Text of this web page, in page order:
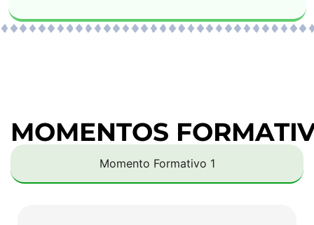
MOMENTOS
Momento Formativo 1